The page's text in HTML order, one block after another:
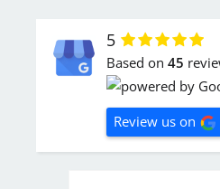
5
Based on 45
Review us on